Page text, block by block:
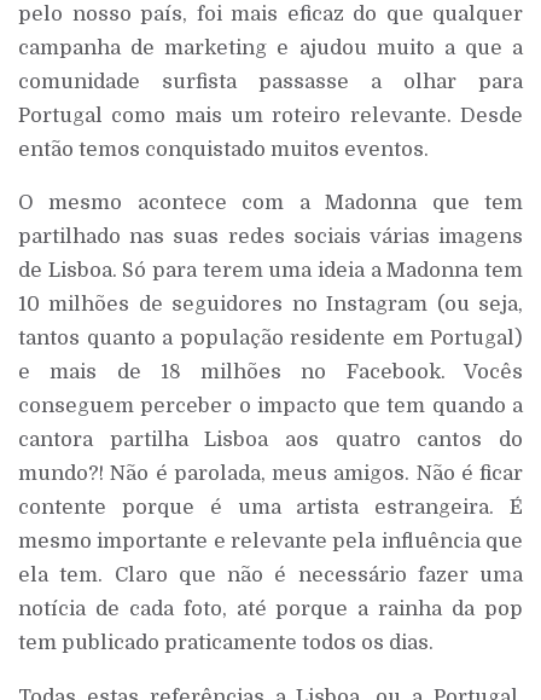
pelo nosso país, foi mais eficaz do que qualquer
campanha de marketing e ajudou muito a que a
comunidade surfista passasse a olhar para
Portugal como mais um roteiro relevante. Desde
então temos conquistado muitos eventos.
O mesmo acontece com a Madonna que tem
partilhado nas suas redes sociais várias imagens
de Lisboa. Só para terem uma ideia a Madonna tem
10 milhões de seguidores no Instagram (ou seja,
tantos quanto a população residente em Portugal)
e mais de 18 milhões no Facebook. Vocês
conseguem perceber o impacto que tem quando a
cantora partilha Lisboa aos quatro cantos do
mundo?! Não é parolada, meus amigos. Não é ficar
contente porque é uma artista estrangeira. É
mesmo importante e relevante pela influência que
ela tem. Claro que não é necessário fazer uma
notícia de cada foto, até porque a rainha da pop
tem publicado praticamente todos os dias.